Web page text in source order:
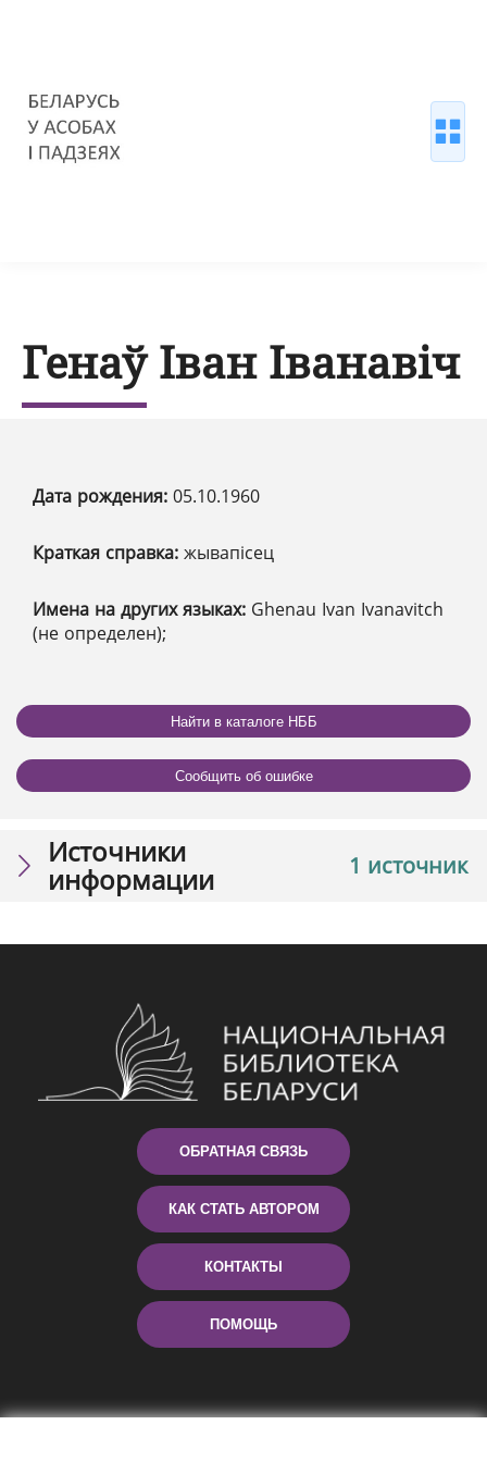
Генаў Іван Іванавіч
Дата рождения: 05.10.1960
Краткая справка: жывапісец
Имена на других языках: Ghenau Ivan Ivanavitch
(не определен);
Найти в каталоге НББ
Сообщить об ошибке
1 источник
Источники
информации
ОБРАТНАЯ СВЯЗЬ
КАК СТАТЬ АВТОРОМ
КОНТАКТЫ
ПОМОЩЬ